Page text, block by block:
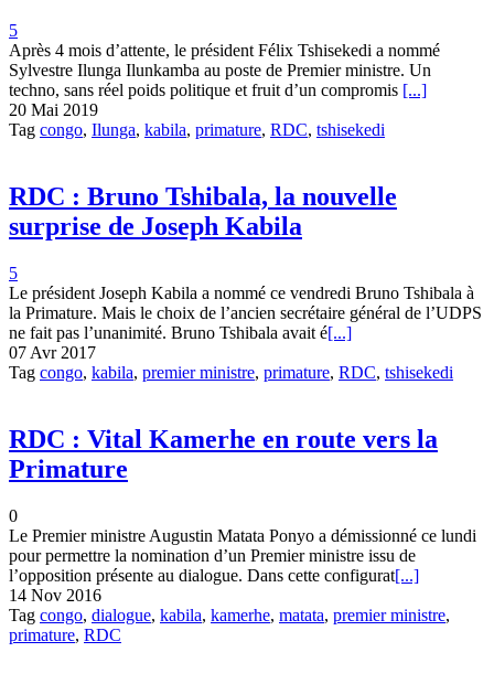
5
Après 4 mois d’attente, le président Félix Tshisekedi a nommé
Sylvestre Ilunga Ilunkamba au poste de Premier ministre. Un
techno, sans réel poids politique et fruit d’un compromis [...]
20 Mai 2019
Tag congo, Ilunga, kabila, primature, RDC, tshisekedi
RDC : Bruno Tshibala, la nouvelle
surprise de Joseph Kabila
5
Le président Joseph Kabila a nommé ce vendredi Bruno Tshibala à
la Primature. Mais le choix de l’ancien secrétaire général de l’UDPS
ne fait pas l’unanimité. Bruno Tshibala avait é[...]
07 Avr 2017
Tag congo, kabila, premier ministre, primature, RDC, tshisekedi
RDC : Vital Kamerhe en route vers la
Primature
0
Le Premier ministre Augustin Matata Ponyo a démissionné ce lundi
pour permettre la nomination d’un Premier ministre issu de
l’opposition présente au dialogue. Dans cette configurat[...]
14 Nov 2016
Tag congo, dialogue, kabila, kamerhe, matata, premier ministre,
primature, RDC